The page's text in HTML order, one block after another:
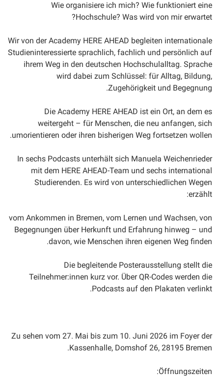
Wie organisiere ich mich? Wie funktioniert eine
Hochschule? Was wird von mir erwartet?
Wir von der Academy HERE AHEAD begleiten internationale
Studieninteressierte sprachlich, fachlich und persönlich auf
ihrem Weg in den deutschen Hochschulalltag. Sprache
wird dabei zum Schlüssel: für Alltag, Bildung,
Zugehörigkeit und Begegnung.
Die Academy HERE AHEAD ist ein Ort, an dem es
weitergeht – für Menschen, die neu anfangen, sich
umorientieren oder ihren bisherigen Weg fortsetzen wollen.
In sechs Podcasts unterhält sich Manuela Weichenrieder
mit dem HERE AHEAD-Team und sechs international
Studierenden. Es wird von unterschiedlichen Wegen
erzählt:
vom Ankommen in Bremen, vom Lernen und Wachsen, von
Begegnungen über Herkunft und Erfahrung hinweg – und
davon, wie Menschen ihren eigenen Weg finden.
Die begleitende Posterausstellung stellt die
Teilnehmer:innen kurz vor. Über QR-Codes werden die
Podcasts auf den Plakaten verlinkt.
Zu sehen vom 27. Mai bis zum 10. Juni 2026 im Foyer der
Kassenhalle, Domshof 26, 28195 Bremen.
Öffnungszeiten: